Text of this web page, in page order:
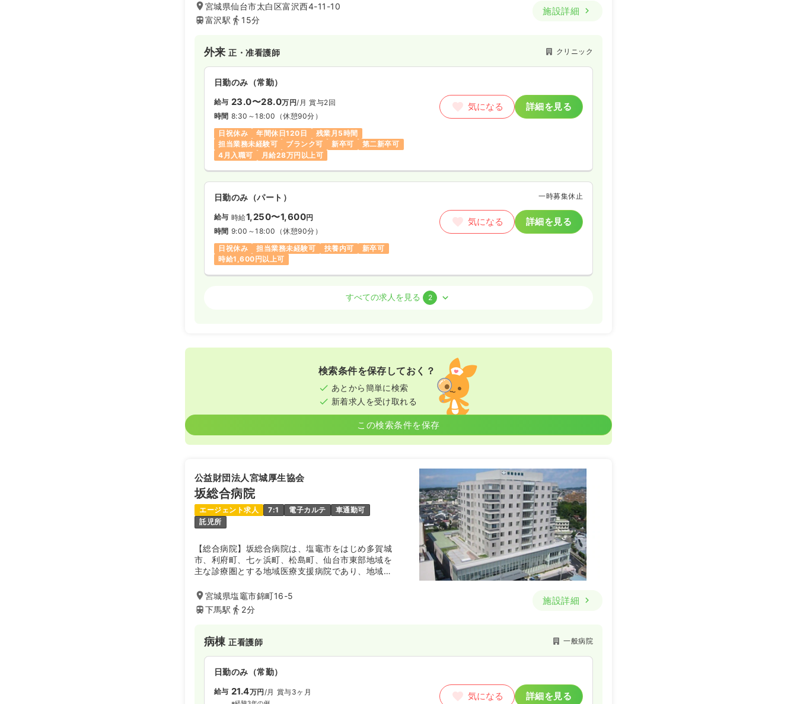
宮城県仙台市太白区富沢西4-11-10
富沢駅
15分
施設詳細
外来正・准看護師 クリニック
日勤のみ（常勤）
給与 23.0〜28.0万円/月 賞与2回
時間 8:30～18:00 （休憩90分）
日祝休み
年間休日120日
残業月5時間
担当業務未経験可
ブランク可 新卒可
第二新卒可
4月入職可
月給28万円以上可
気になる 詳細を見る
日勤のみ（パート） 一時募集休止
給与 時給1,250〜1,600円
時間 9:00～18:00 （休憩90分）
日祝休み
担当業務未経験可 扶養内可
新卒可
時給1,600円以上可
気になる 詳細を見る
残業月5時間
月給28万円以上可
気になる 詳細を見る
給与 時給1,250〜1,600円
日祝休み
担当業務未経験可
時給1,600円以上可
すべての求人を見る 2
検索条件を保存しておく？
あとから簡単に検索
新着求人を受け取れる
この検索条件を保存
公益財団法人宮城厚生協会
坂総合病院
エージェント求人 7:1 電子カルテ
車通勤可
託児所
【総合病院】坂総合病院は、塩竈市をはじめ多賀城
市、利府町、七ヶ浜町、松島町、仙台市東部地域を
主な診療圏とする地域医療支援病院であり、地域の
トワークを欠かすことなく、健康で安心して暮らせ
る地域づくりの観点から医療と向き合っています。
さらに、高い専門性と確かな医療技術を持つ職員が
を注いでいきます。いつでも人に寄り添い、困った
ときには頼りになる存在であるよう、これまでも、
これからも、安全で質の高い医療を提供する急性期
病院であり続けることを大切にしております。ま
オガマザクラ」をモチーフにした病院ロゴマークが
宮城県塩竈市錦町16-5
下馬駅
2分
施設詳細
病棟正看護師 一般病院
日勤のみ（常勤）
給与 21.4万円 /月 賞与3ヶ月 気になる 詳細を見る